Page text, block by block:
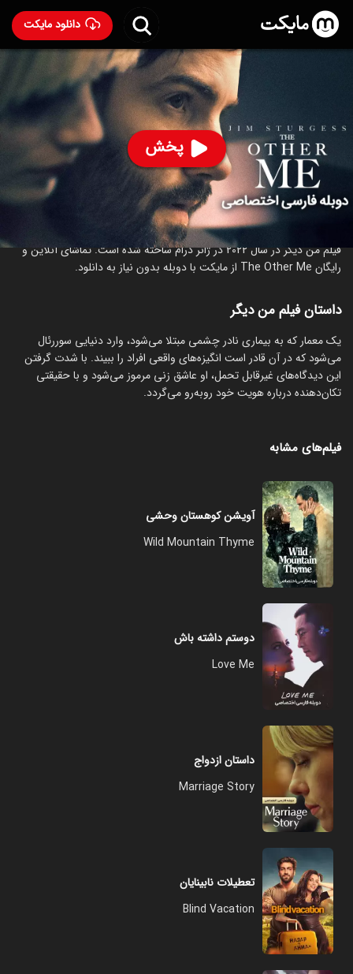
دانلود مایکت
پخش
فیلم من دیگر با دوبله فارسی- The Other Me 2022
ساخت آمریکا سال 2022
رده سنی ۱۸+
درام
درباره فیلم من دیگر
فیلم من دیگر در سال 2022 در ژانر درام ساخته شده است. تماشای آنلاین و
رایگان The Other Me از مایکت با دوبله بدون نیاز به دانلود.
داستان فیلم من دیگر
‏یک معمار که به بیماری نادر چشمی مبتلا می‌شود، وارد دنیایی سوررئال
می‌شود که در آن قادر است انگیزه‌های واقعی افراد را ببیند. با شدت گرفتن
این دیدگاه‌های غیرقابل تحمل، او عاشق زنی مرموز می‌شود و با حقیقتی
تکان‌دهنده درباره هویت خود روبه‌رو می‌گردد.
فیلم‌های مشابه
آویشن کوهستان وحشی
Wild Mountain Thyme
دوستم داشته باش
Love Me
داستان ازدواج
Marriage Story
تعطیلات نابینایان
Blind Vacation